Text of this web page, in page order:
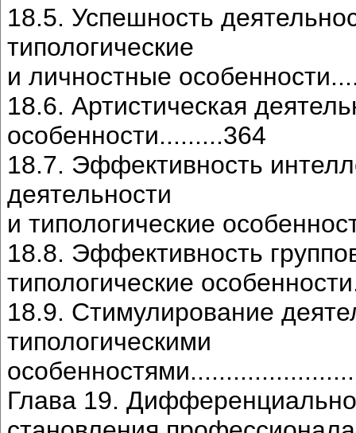
18.5. Успешность
типологические
и личностные
18.6. Артистическая
особенности.........364
18.7. Эффективность
деятельности
и типологические
18.8. Эффективность
типологические
18.9. Стимулирование
типологическими
Глава 19.